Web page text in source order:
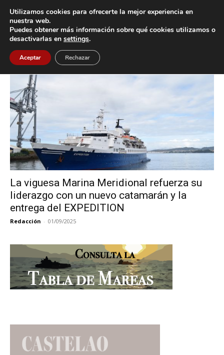
Inicio Etiquetas Marina Meridional
Etiqueta: Marina Meridional
La viguesa Marina Meridional refuerza su
liderazgo con un nuevo catamarán y la
entrega del EXPEDITION
Redacción - 01/09/2025
Utilizamos cookies para ofrecerte la mejor experiencia en
nuestra web.
Puedes obtener más información sobre qué cookies utilizamos o
desactivarlas en settings.
Aceptar Rechazar